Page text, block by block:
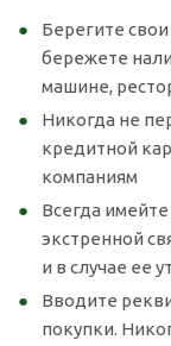
Берегите
бережете
машине,
Никогда не
кредитной
компаниям
Всегда
экстренной
и в случае ее
Вводите
покупки.